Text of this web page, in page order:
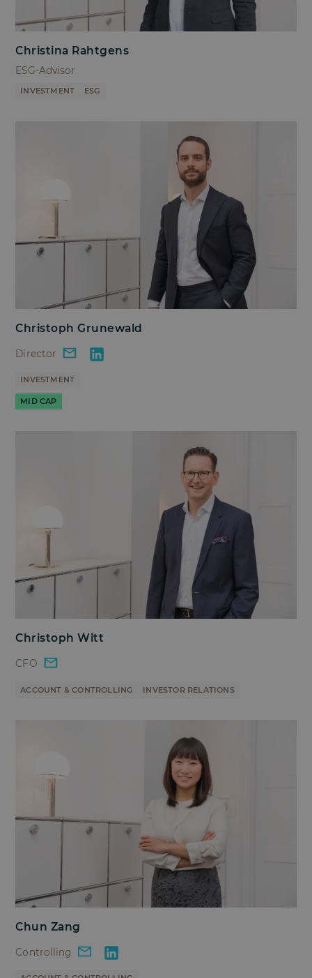
Christina Rahtgens
ESG-Advisor
INVESTMENT ESG
Christoph Grunewald
Director
INVESTMENT
MID CAP
Christoph Witt
CFO
ACCOUNT & CONTROLLING INVESTOR RELATIONS
Chun Zang
Controlling